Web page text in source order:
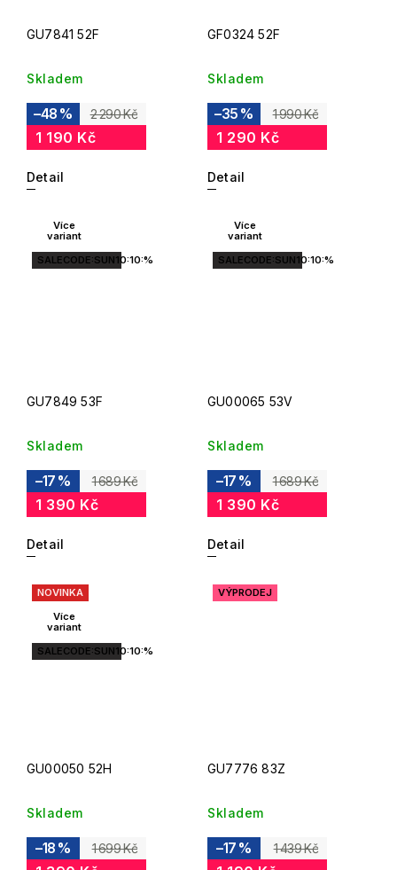
GU7841 52F
Skladem
2 290 Kč
–48 %
1 190 Kč
Detail
GF0324 52F
Skladem
1 990 Kč
–35 %
1 290 Kč
Detail
Více
variant
SALECODE:SUN10:10:%
GU7849 53F
Skladem
1 689 Kč
–17 %
1 390 Kč
Detail
Více
variant
SALECODE:SUN10:10:%
GU00065 53V
Skladem
1 689 Kč
–17 %
1 390 Kč
Detail
NOVINKA
Více
variant
SALECODE:SUN10:10:%
GU00050 52H
Skladem
1 699 Kč
–18 %
VÝPRODEJ
GU7776 83Z
Skladem
1 439 Kč
–17 %